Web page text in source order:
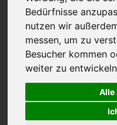
Bedürfnisse
nutzen wir
messen, um zu
Besucher kommen
weiter zu
Alle